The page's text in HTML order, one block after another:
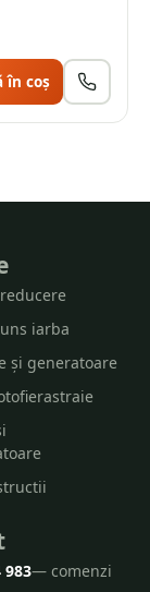
în coș
iarba
și generatoare
983— comenzi